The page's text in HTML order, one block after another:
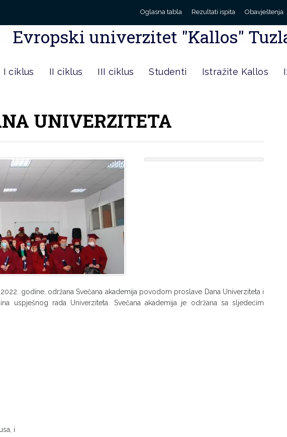
Oglasna tabla Rezultati ispita Obavještenja
Evropski univerzitet "Kallos"
I ciklus II ciklus III ciklus Studenti Istražite Kallos
UNIVERZITETA
godine, održana Svečana akademija povodom proslave Dana Univerziteta i
uspješnog rada Univerziteta. Svečana akademija je održana sa sljedećim
i